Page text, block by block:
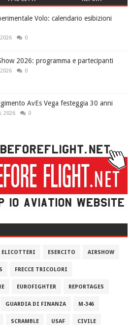
Volo: calendario esibizioni
0
2026: programma e partecipanti
0
AvEs Vega festeggia 30 anni
2026 0
ELICOTTERI ESERCITO AIRSHOW
FRECCE TRICOLORI
EUROFIGHTER REPORTAGES
GUARDIA DI FINANZA M-346
SCRAMBLE USAF CIVILE